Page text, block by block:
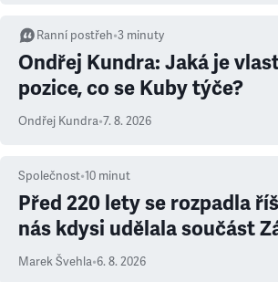
Ranní postřeh•3 minuty
Ondřej Kundra: Jaká je
pozice, co se Kuby týče?
Ondřej Kundra•7. 8. 2026
Společnost•10 minut
Před 220 lety se rozpadla
nás kdysi udělala součást
Marek Švehla•6. 8. 2026